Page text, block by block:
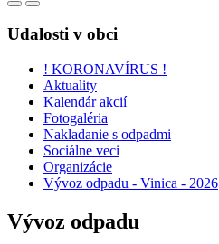
Udalosti v obci
! KORONAVÍRUS !
Aktuality
Kalendár akcií
Fotogaléria
Nakladanie s odpadmi
Sociálne veci
Organizácie
Vývoz odpadu - Vinica - 2026
Vývoz odpadu